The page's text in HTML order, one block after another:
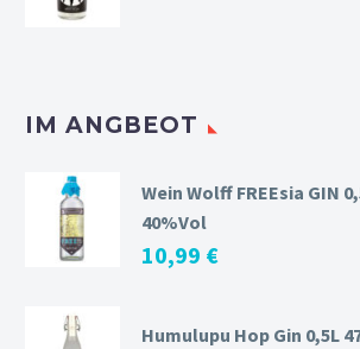
IM ANGBEOT
Wein Wolff FREEsia GIN
40%Vol
10,99 €
Humulupu Hop Gin 0,5L